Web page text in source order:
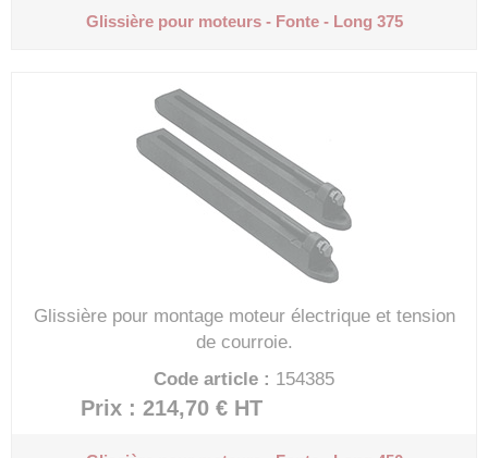
Glissière pour moteurs - Fonte - Long 375
Glissière pour montage moteur électrique et tension
de courroie.
Code article : 154385
Prix : 214,70 € HT